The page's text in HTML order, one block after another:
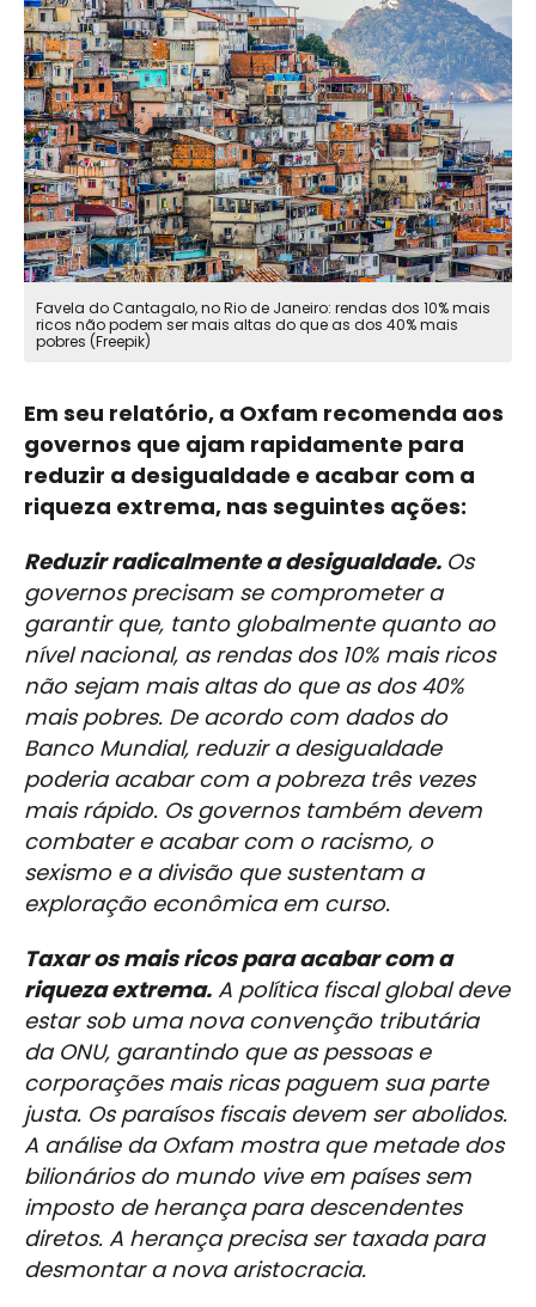
Favela do Cantagalo, no Rio de Janeiro: rendas dos 10% mais
ricos não podem ser mais altas do que as dos 40% mais
pobres (Freepik)
Em seu relatório, a Oxfam recomenda aos
governos que ajam rapidamente para
reduzir a desigualdade e acabar com a
riqueza extrema, nas seguintes ações:
Reduzir radicalmente a desigualdade. Os
governos precisam se comprometer a
garantir que, tanto globalmente quanto ao
nível nacional, as rendas dos 10% mais ricos
não sejam mais altas do que as dos 40%
mais pobres. De acordo com dados do
Banco Mundial, reduzir a desigualdade
poderia acabar com a pobreza três vezes
mais rápido. Os governos também devem
combater e acabar com o racismo, o
sexismo e a divisão que sustentam a
exploração econômica em curso.
Taxar os mais ricos para acabar com a
riqueza extrema. A política fiscal global deve
estar sob uma nova convenção tributária
da ONU, garantindo que as pessoas e
corporações mais ricas paguem sua parte
justa. Os paraísos fiscais devem ser abolidos.
A análise da Oxfam mostra que metade dos
bilionários do mundo vive em países sem
imposto de herança para descendentes
diretos. A herança precisa ser taxada para
desmontar a nova aristocracia.